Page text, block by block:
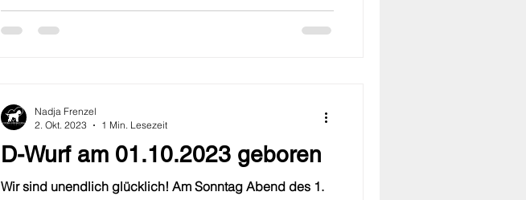
D-Wurf am 01.10.2023 geboren
Wir sind unendlich glücklich! Am Sonntag Abend des 1.
Nadja Frenzel
2. Okt. 2023
1 Min. Lesezeit